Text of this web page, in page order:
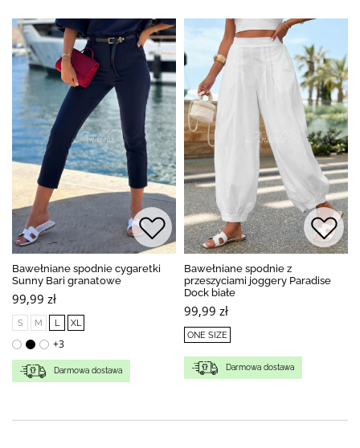
Bawełniane spodnie cygaretki
Sunny Bari granatowe
99,99 zł
S M L XL
+3
Darmowa dostawa
Bawełniane spodnie z
przeszyciami joggery Paradise
Dock białe
99,99 zł
ONE SIZE
Darmowa dostawa